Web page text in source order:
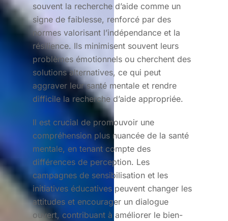
souvent la recherche d’aide comme un
signe de faiblesse, renforcé par des
normes valorisant l’indépendance et la
résilience. Ils minimisent souvent leurs
problèmes émotionnels ou cherchent des
solutions alternatives, ce qui peut
aggraver leur santé mentale et rendre
difficile la recherche d’aide appropriée.
Il est crucial de promouvoir une
compréhension plus nuancée de la santé
mentale, en tenant compte des
différences de perception. Les
campagnes de sensibilisation et les
initiatives éducatives peuvent changer les
attitudes et encourager un dialogue
ouvert, contribuant à améliorer le bien-